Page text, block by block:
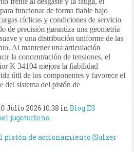
funcionar de forma fiable bajo
cíclicas y condiciones de servicio
de precisión garantiza una geometría
y una distribución uniforme de las
Al mantener una articulación
la concentración de tensiones, el
K 34104 mejora la fiabilidad
útil de los componentes y favorece el
del sistema del pistón de
Julio 2026 10:38 in Blog ES
jugoturbina
pistón de accionamiento (Sulzer